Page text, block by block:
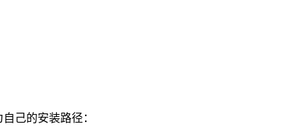
己的安装路径：